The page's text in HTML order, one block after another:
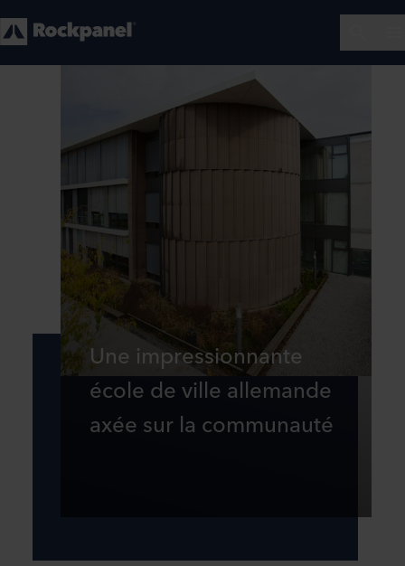
Une impressionnante
école de ville allemande
axée sur la communauté